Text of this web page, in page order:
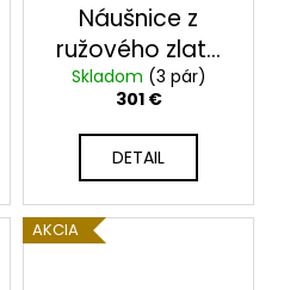
Náušnice z
ružového zlata
23207R
Skladom (3 pár)
301 €
DETAIL
AKCIA